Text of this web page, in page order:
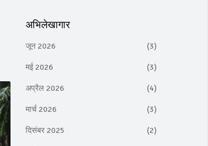
अभिलेखागार
जून 2026 (3)
मई 2026 (3)
अप्रैल 2026 (4)
मार्च 2026 (3)
दिसंबर 2025 (2)